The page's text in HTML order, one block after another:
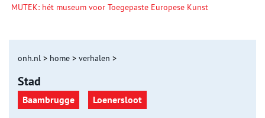
MUTEK: hét museum voor Toegepaste Europese Kunst
onh.nl > home > verhalen >
Stad
Baambrugge Loenersloot